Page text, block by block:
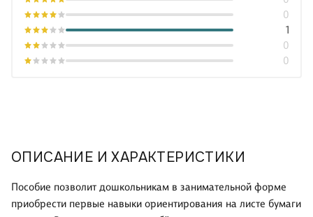
ОПИСАНИЕ И ХАРАКТЕРИСТИКИ
Пособие позволит дошкольникам в занимательной форме
приобрести первые навыки ориентирования на листе бумаги
0
0
1
0